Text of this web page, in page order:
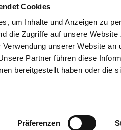
Cookies
um Inhalte und Anzeigen zu
die Zugriffe auf unsere
unserer Website
Partner führen diese
bereitgestellt haben oder die
Präferenzen
Barrierefreiheitserklärung